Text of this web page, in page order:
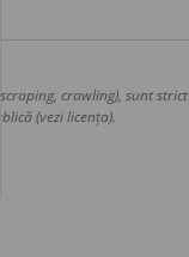
crawling), sunt strict
(vezi licența).